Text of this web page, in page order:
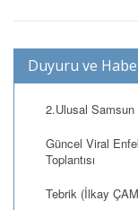
Duyuru ve
2.Ulusal
Güncel Viral
Toplantısı
Tebrik (İlkay